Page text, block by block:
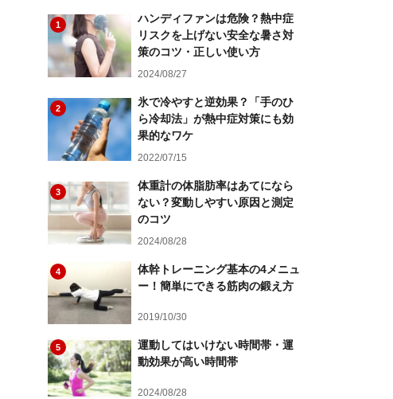
1
ハンディファンは危険？熱中症
リスクを上げない安全な暑さ対
策のコツ・正しい使い方
2024/08/27
2
氷で冷やすと逆効果？「手のひ
ら冷却法」が熱中症対策にも効
果的なワケ
2022/07/15
3
体重計の体脂肪率はあてになら
ない？変動しやすい原因と測定
のコツ
2024/08/28
4
体幹トレーニング基本の4メニュ
ー！簡単にできる筋肉の鍛え方
2019/10/30
5
運動してはいけない時間帯・運
動効果が高い時間帯
2024/08/28